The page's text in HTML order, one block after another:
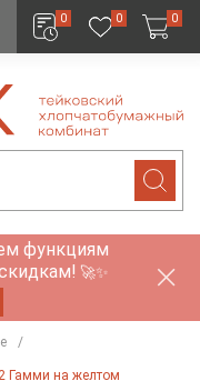
0 0 0
функциям
🚀✨
Гамми на желтом